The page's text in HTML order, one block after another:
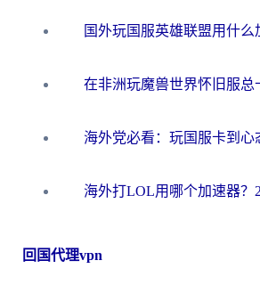
回国代理vpn